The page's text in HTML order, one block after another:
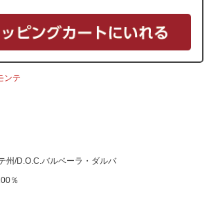
ンテ
/D.O.C.バルベーラ・ダルバ
％